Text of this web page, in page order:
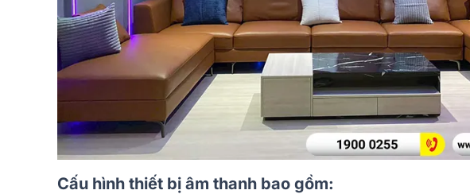
Cấu hình thiết bị âm thanh bao gồm: